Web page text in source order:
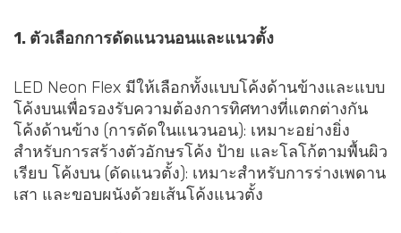
1. ตัวเลือกการดัดแนวนอนและแนวตั้ง
LED Neon Flex มีให้เลือกทั้งแบบโค้งด้านข้างและแบบ
โค้งบนเพื่อรองรับความต้องการทิศทางที่แตกต่างกัน
โค้งด้านข้าง (การดัดในแนวนอน): เหมาะอย่างยิ่ง
สำหรับการสร้างตัวอักษรโค้ง ป้าย และโลโก้ตามพื้นผิว
เรียบ โค้งบน (ดัดแนวตั้ง): เหมาะสำหรับการร่างเพดาน
เสา และขอบผนังด้วยเส้นโค้งแนวตั้ง